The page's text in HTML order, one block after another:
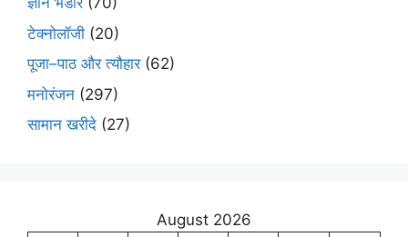
टेक्नोलॉजी (20)
पूजा–पाठ और त्यौहार(62)
मनोरंजन (297)
सामान खरीदे (27)
August 2026